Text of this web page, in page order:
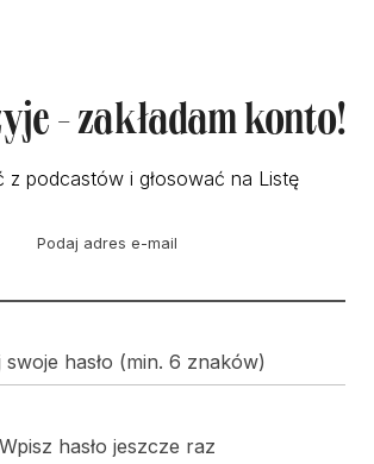
- zakładam konto!
z podcastów i głosować na Listę
Podaj adres e-mail
swoje hasło (min. 6 znaków)
Wpisz hasło jeszcze raz